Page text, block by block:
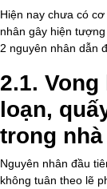
Hiện nay chưa có
nhân gây hiện
2 nguyên nhân dẫn
2.1.
loạn,
trong
Nguyên nhân đầu
không tuân theo lẽ